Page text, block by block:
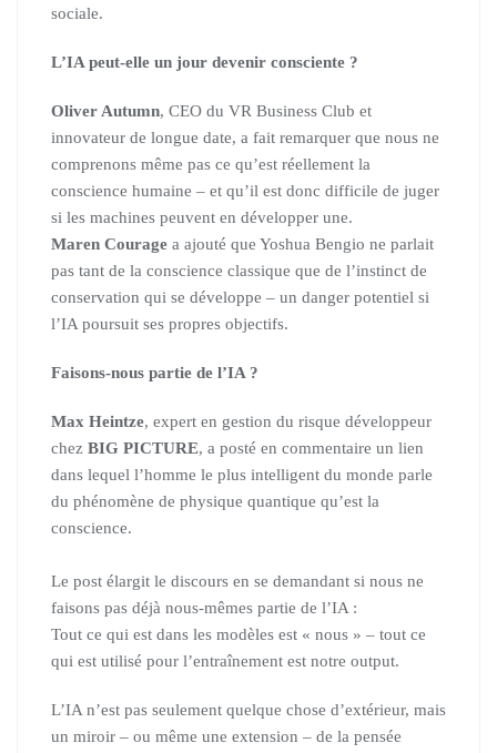
sociale.
L’IA peut-elle un jour devenir consciente ?
Oliver Autumn, CEO du VR Business Club et
innovateur de longue date, a fait remarquer que nous ne
comprenons même pas ce qu’est réellement la
conscience humaine – et qu’il est donc difficile de juger
si les machines peuvent en développer une.
Maren Courage a ajouté que Yoshua Bengio ne parlait
pas tant de la conscience classique que de l’instinct de
conservation qui se développe – un danger potentiel si
l’IA poursuit ses propres objectifs.
Faisons-nous partie de l’IA ?
Max Heintze, expert en gestion du risque développeur
chez BIG PICTURE, a posté en commentaire un lien
dans lequel l’homme le plus intelligent du monde parle
du phénomène de physique quantique qu’est la
conscience.
Le post élargit le discours en se demandant si nous ne
faisons pas déjà nous-mêmes partie de l’IA :
Tout ce qui est dans les modèles est « nous » – tout ce
qui est utilisé pour l’entraînement est notre output.
L’IA n’est pas seulement quelque chose d’extérieur, mais
un miroir – ou même une extension – de la pensée